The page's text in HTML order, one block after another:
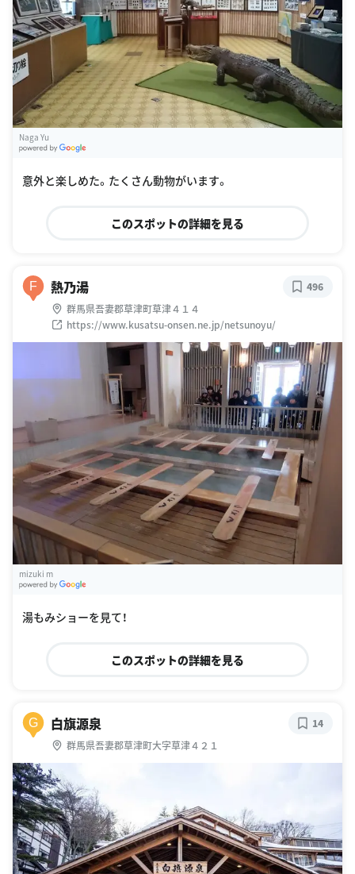
Naga Yu
意外と楽しめた。たくさん動物がいます。
このスポットの詳細を見る
F 熱乃湯
群馬県吾妻郡草津町草津４１４
https://www.kusatsu-onsen.ne.jp/netsunoyu/
496
mizuki m
湯もみショーを見て！
このスポットの詳細を見る
G 白旗源泉
群馬県吾妻郡草津町大字草津４２１
14